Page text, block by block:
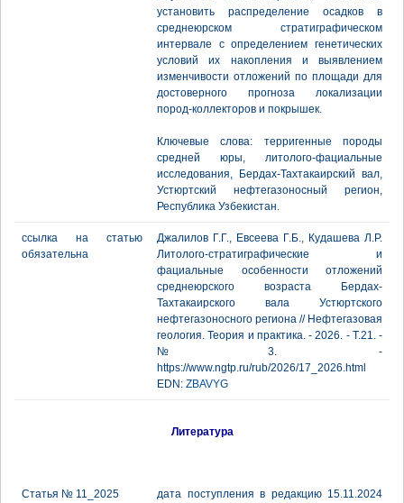
установить распределение осадков в
среднеюрском стратиграфическом
интервале с определением генетических
условий их накопления и выявлением
изменчивости отложений по площади для
достоверного прогноза локализации
пород-коллекторов и покрышек.
Ключевые слова: терригенные породы
средней юры, литолого-фациальные
исследования, Бердах-Тахтакаирский вал,
Устюртский нефтегазоносный регион,
Республика Узбекистан.
ссылка на статью
обязательна
Джалилов Г.Г., Евсеева Г.Б., Кудашева Л.Р.
Литолого-стратиграфические и
фациальные особенности отложений
среднеюрского возраста Бердах-
Тахтакаирского вала Устюртского
нефтегазоносного региона // Нефтегазовая
геология. Теория и практика. - 2026. - Т.21. -
№3. -
https://www.ngtp.ru/rub/2026/17_2026.html
EDN: ZBAVYG
Литература
Статья № 11_2025
дата поступления в редакцию 15.11.2024